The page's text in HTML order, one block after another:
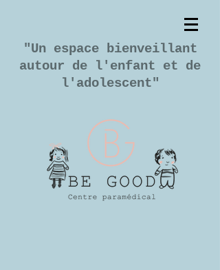
"Un espace bienveillant
autour de l'enfant et de
l'adolescent"